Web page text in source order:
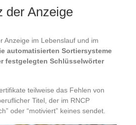
der Anzeige
Anzeige im Lebenslauf und im
automatisierten Sortiersysteme
festgelegten Schlüsselwörter
teilweise das Fehlen von
Titel, der im RNCP
oder “motiviert” keines sendet.